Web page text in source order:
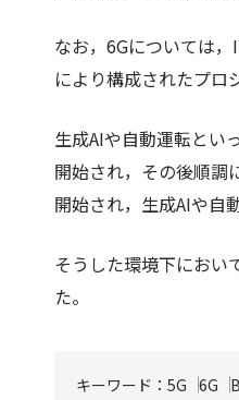
なお，6Gについては
により構成されたプロ
生成AIや自動運転とい
開始され，その後順調
開始され，生成AIや自
そうした環境下におい
た。
キーワード： 5G 6G